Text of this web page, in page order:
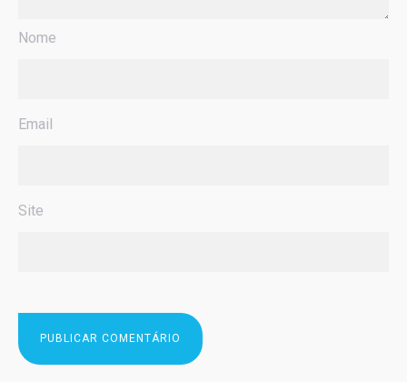
Nome
Email
Site